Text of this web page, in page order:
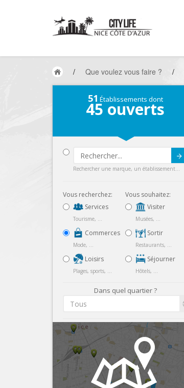
/ Que voulez vous faire ? /
51 Établissements dont
45 ouverts
Rechercher une marque, un établissement...
Vous recherchez:
Services
Tourisme, ...
Commerces
Mode, ...
Loisirs
Plages, sports, ...
Vous souhaitez:
Visiter
Musées, ...
Sortir
Restaurants, ...
Séjourner
Hôtels, ...
Dans quel quartier ?
Tous